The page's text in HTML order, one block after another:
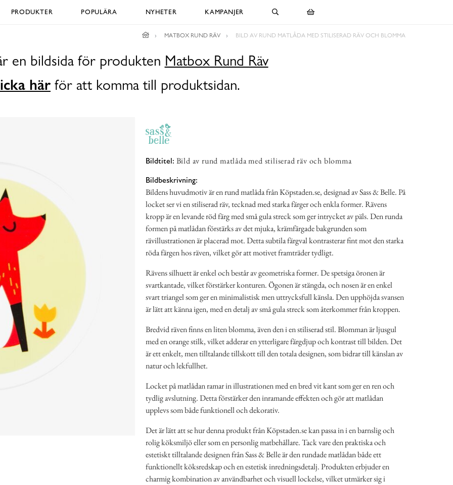
PRODUKTER POPULÄRA NYHETER KAMPANJER
MATBOX RUND RÄV BILD AV RUND MATLÅDA MED STILISERAD RÄV OCH BLOMMA
en bildsida för produkten Matbox Rund Räv
här för att komma till produktsidan.
Bildtitel: Bild av rund matlåda med stiliserad räv och blomma
Bildbeskrivning:
Bildens huvudmotiv är en rund matlåda från Köpstaden.se, designad av Sass & Belle. På
locket ser vi en stiliserad räv, tecknad med starka färger och enkla former. Rävens
kropp är en levande röd färg med små gula streck som ger intrycket av päls. Den runda
formen på matlådan förstärks av det mjuka, krämfärgade bakgrunden som
rävillustrationen är placerad mot. Detta subtila färgval kontrasterar fint mot den starka
röda färgen hos räven, vilket gör att motivet framträder tydligt.
Rävens silhuett är enkel och består av geometriska former. De spetsiga öronen är
svartkantade, vilket förstärker konturen. Ögonen är stängda, och nosen är en enkel
svart triangel som ger en minimalistisk men uttrycksfull känsla. Den upphöjda svansen
är lätt att känna igen, med en detalj av små gula streck som återkommer från kroppen.
Bredvid räven finns en liten blomma, även den i en stiliserad stil. Blomman är ljusgul
med en orange stilk, vilket adderar en ytterligare färgdjup och kontrast till bilden. Det
är ett enkelt, men tilltalande tillskott till den totala designen, som bidrar till känslan av
natur och lekfullhet.
Locket på matlådan ramar in illustrationen med en bred vit kant som ger en ren och
tydlig avslutning. Detta förstärker den inramande effekten och gör att matlådan
upplevs som både funktionell och dekorativ.
Det är lätt att se hur denna produkt från Köpstaden.se kan passa in i en barnslig och
rolig köksmiljö eller som en personlig matbehållare. Tack vare den praktiska och
estetiskt tilltalande designen från Sass & Belle är den rundade matlådan både ett
funktionellt köksredskap och en estetisk inredningsdetalj. Produkten erbjuder en
charmig kombination av användbarhet och visuell lockelse, vilket utmärker sig i